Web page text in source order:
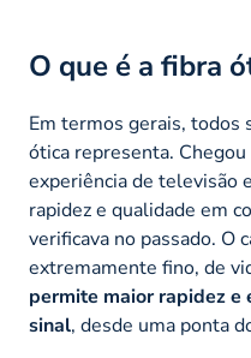
O que é a fibra
Em termos gerais, todos
ótica representa.
experiência de televisão
rapidez e qualidade em
verificava no passado. O
extremamente fino, de
permite maior rapidez e
sinal, desde uma ponta